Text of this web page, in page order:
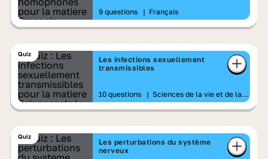
9 questions | Français
Quiz
Les infections sexuellement
transmissibles
10 questions | Sciences de la vie et de la
Terre
Quiz
Les perturbations du système
nerveux